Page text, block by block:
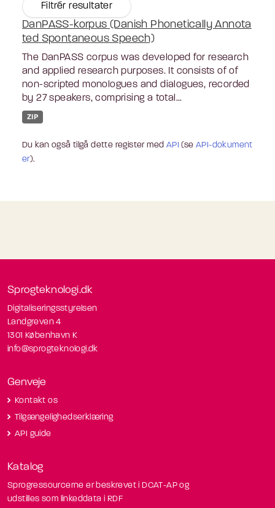
Filtrér resultater
DanPASS-korpus (Danish Phonetically Annota
ted Spontaneous Speech)
The DanPASS corpus was developed for research
and applied research purposes. It consists of of
non-scripted monologues and dialogues, recorded
by 27 speakers, comprising a total...
ZIP
Du kan også tilgå dette register med API (seAPI-dokument
er).
Sprogteknologi.dk
Digitaliseringsstyrelsen
Landgreven 4
1301 København K
info@sprogteknologi.dk
Genveje
Kontakt os
Tilgængelighedserklæring
API guide
Katalog
Sprogressourcerne er beskrevet i DCAT-AP og
udstilles som linkeddata i RDF